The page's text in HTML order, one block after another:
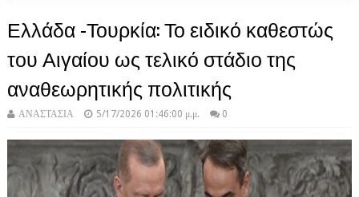
Ελλάδα -Τουρκία: Το ειδικό καθεστώς
του Αιγαίου ως τελικό στάδιο της
αναθεωρητικής πολιτικής
ΑΝΑΣΤΑΣΙΑ 5/17/2026 01:46:00 μ.μ. 0